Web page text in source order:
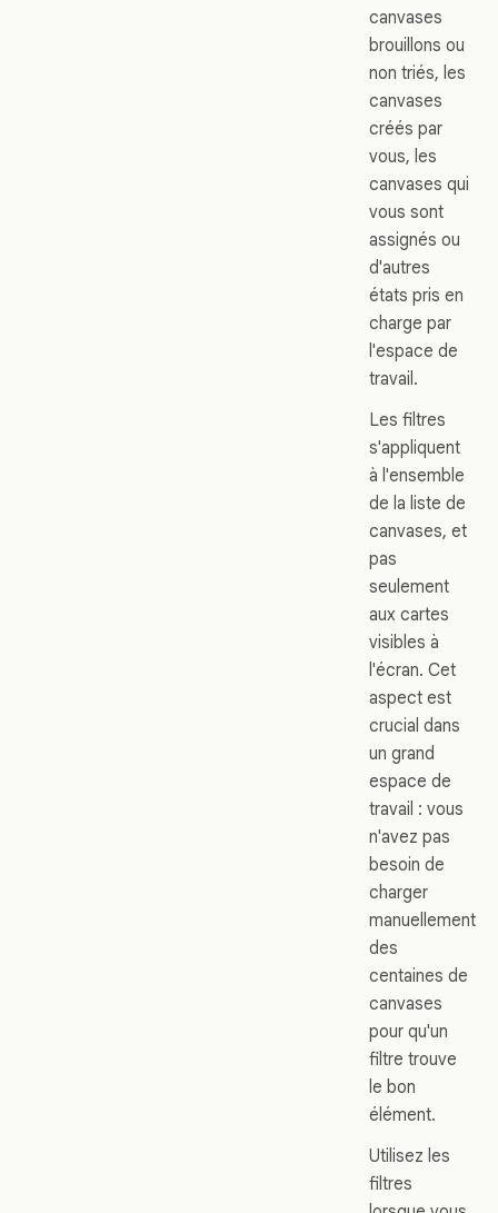
canvases
brouillons ou
non triés, les
canvases
créés par
vous, les
canvases qui
vous sont
assignés ou
d'autres
états pris en
charge par
l'espace de
travail.
Les filtres
s'appliquent
à l'ensemble
de la liste de
canvases, et
pas
seulement
aux cartes
visibles à
l'écran. Cet
aspect est
crucial dans
un grand
espace de
travail : vous
n'avez pas
besoin de
charger
manuellement
des
centaines de
canvases
pour qu'un
filtre trouve
le bon
élément.
Utilisez les
filtres